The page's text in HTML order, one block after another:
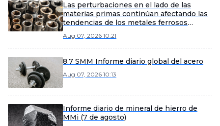
Las perturbaciones en el lado de las
materias primas continúan afectando las
tendencias de los metales ferrosos
del acero de SMM]
Aug 07, 2026 10:21
8.7 SMM Informe diario global del acero
Aug 07, 2026 10:13
Informe diario de mineral de hierro de
MMi (7 de agosto)